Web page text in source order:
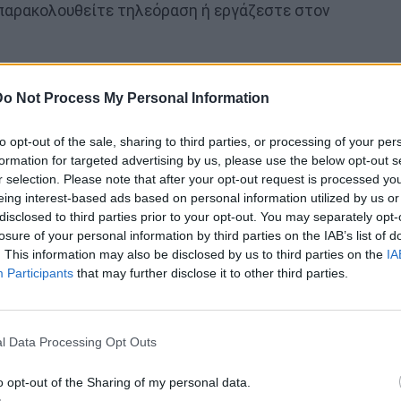
Not Process My Personal Information
opt-out of the sale, sharing to third parties, or processing of your
for targeted advertising by us, please use the below opt-out
selection. Please note that after your opt-out request is processed
interest-based ads based on personal information utilized by us
to third parties prior to your opt-out. You may separately
of your personal information by third parties on the IAB’s list of
This information may also be disclosed by us to third parties on the
Participants that may further disclose it to other third parties.
Data Processing Opt Outs
opt-out of the Sharing of my personal data.
τηλεόραση ή εργάζεστε στον
μπροστά από μια οθόνη, λέει ο δρ. Ahmed.
20 λεπτά για να εστιάσετε σε κάτι που είναι
να ξεκουράσετε τα μάτια σας. Και
ξηρά μάτια.
να σας προκαλέσει πονοκέφαλο. Εάν
ότι έχετε τη σωστή συνταγή.
βλέπετε καλά. Έτσι τα μάτια δυσκολεύονται
ιδιαίτερα.